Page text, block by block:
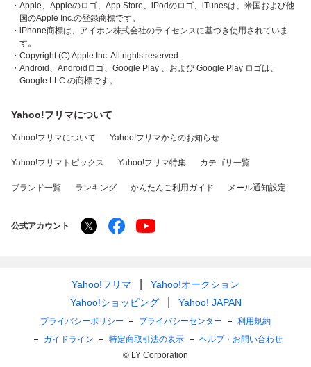
・Apple、Appleのロゴ、App Store、iPodのロゴ、iTunesは、米国および他
国のApple Inc.の登録商標です。
・iPhone商標は、アイホン株式会社のライセンスに基づき使用されていま
す。
・Copyright (C) Apple Inc. All rights reserved.
・Android、Androidロゴ、Google Play 、および Google Play ロゴは、
Google LLC の商標です。
Yahoo!フリマについて
Yahoo!フリマについて Yahoo!フリマからのお知らせ
Yahoo!フリマトピックス Yahoo!フリマ特集 カテゴリ一覧
ブランド一覧 ランキング かんたんご利用ガイド メール通知設定
公式アカウント
Yahoo!フリマ
Yahoo!オークション
Yahoo!ショッピング
Yahoo! JAPAN
プライバシーポリシー プライバシーセンター
利用規約
ガイドライン
特定商取引法の表示
ヘルプ・お問い合わせ
© LY Corporation